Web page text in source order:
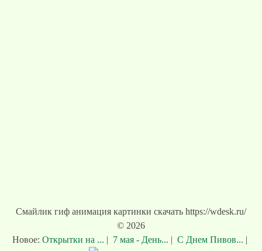
Смайлик гиф анимация картинки скачать https://wdesk.ru/
© 2026
Новое: Открытки на ... | 7 мая - День... | С Днем Пивов... |